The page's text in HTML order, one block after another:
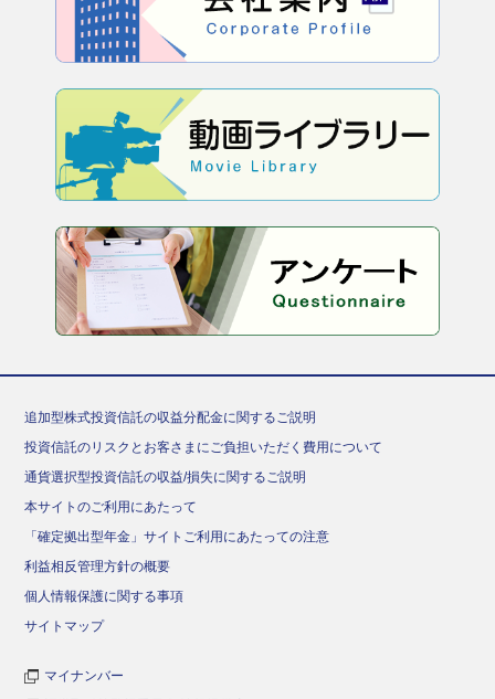
追加型株式投資信託の収益分配金に関するご説明
投資信託のリスクとお客さまにご負担いただく費用について
通貨選択型投資信託の収益/損失に関するご説明
本サイトのご利用にあたって
「確定拠出型年金」サイトご利用にあたっての注意
利益相反管理方針の概要
個人情報保護に関する事項
サイトマップ
マイナンバー